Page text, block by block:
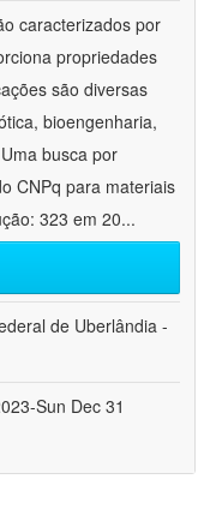
caracterizados por
propriedades
são diversas
bioengenharia,
busca por
CNPq para materiais
323 em 20...
de Uberlândia -
Sun Dec 31